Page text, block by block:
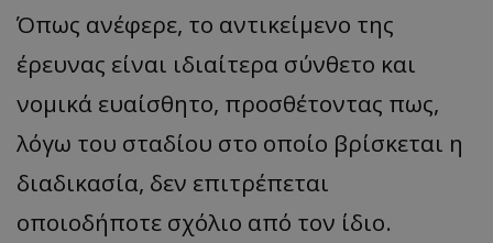
Όπως ανέφερε, το αντικείμενο της
έρευνας είναι ιδιαίτερα σύνθετο και
νομικά ευαίσθητο, προσθέτοντας πως,
λόγω του σταδίου στο οποίο βρίσκεται η
διαδικασία, δεν επιτρέπεται
οποιοδήποτε σχόλιο από τον ίδιο.